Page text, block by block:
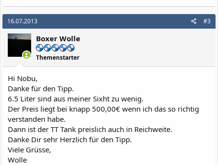
16.07.2013 #3
Boxer Wolle
Themenstarter
Hi Nobu,
Danke für den Tipp.
6.5 Liter sind aus meiner Sixht zu wenig.
Der Preis liegt bei knapp 500,00€ wenn ich das so richtig
verstanden habe.
Dann ist der TT Tank preislich auch in Reichweite.
Danke Dir sehr Herzlich für den Tipp.
Viele Grüsse,
Wolle